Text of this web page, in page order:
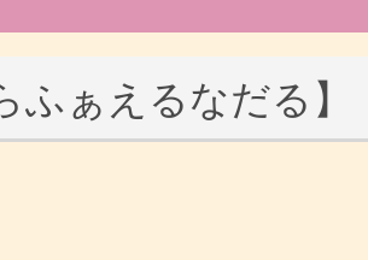
ぁえるなだる】